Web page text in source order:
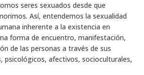
seres sexuados desde que
Así, entendemos la sexualidad
inherente a la existencia en
forma de encuentro, manifestación,
de las personas a través de sus
psicológicos, afectivos, socioculturales,